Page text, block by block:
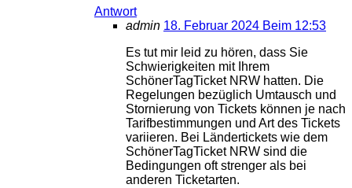
Antwort
admin 18. Februar 2024 Beim 12:53
Es tut mir leid zu hören, dass Sie
Schwierigkeiten mit Ihrem
SchönerTagTicket NRW hatten. Die
Regelungen bezüglich Umtausch und
Stornierung von Tickets können je nach
Tarifbestimmungen und Art des Tickets
variieren. Bei Ländertickets wie dem
SchönerTagTicket NRW sind die
Bedingungen oft strenger als bei
anderen Ticketarten.